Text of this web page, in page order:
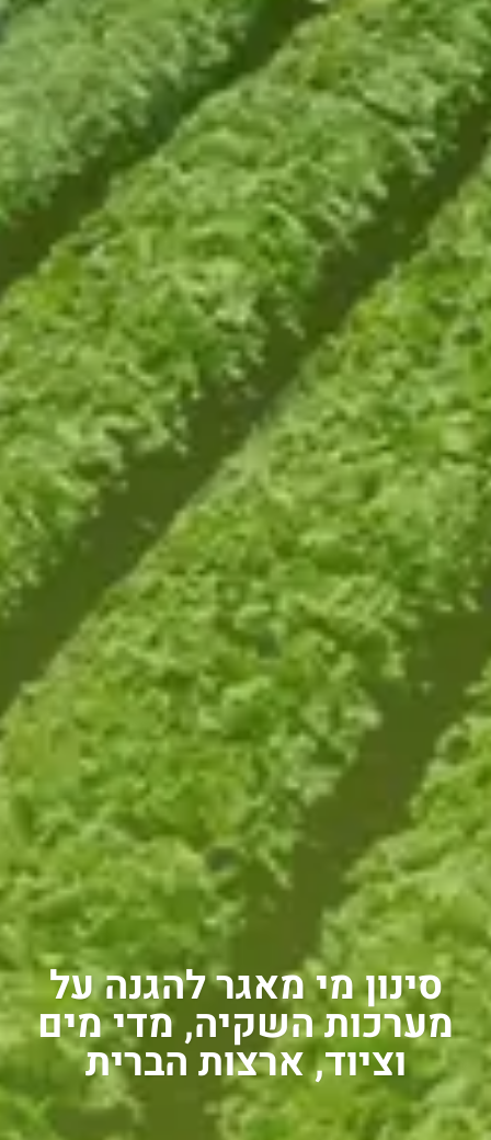
סינון מי מאגר להגנה על
מערכות השקיה, מדי מים
וציוד, ארצות הברית